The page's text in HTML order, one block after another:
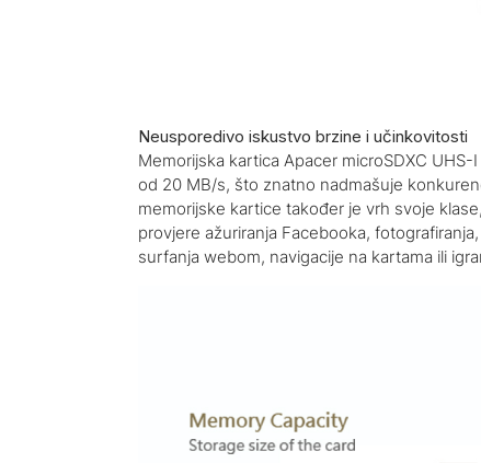
Neusporedivo iskustvo brzine i učinkovitosti
Memorijska kartica Apacer microSDXC
od 20 MB/s, što znatno nadmašuje
memorijske kartice također je vrh svoje
provjere ažuriranja Facebooka,
surfanja webom, navigacije na kartama ili